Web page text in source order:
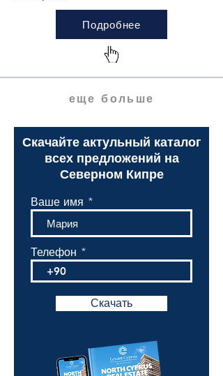
Подробнее
еще больше
Скачайте актульный каталог
всех предложений на
Северном Кипре
Ваше имя
Телефон
Скачать